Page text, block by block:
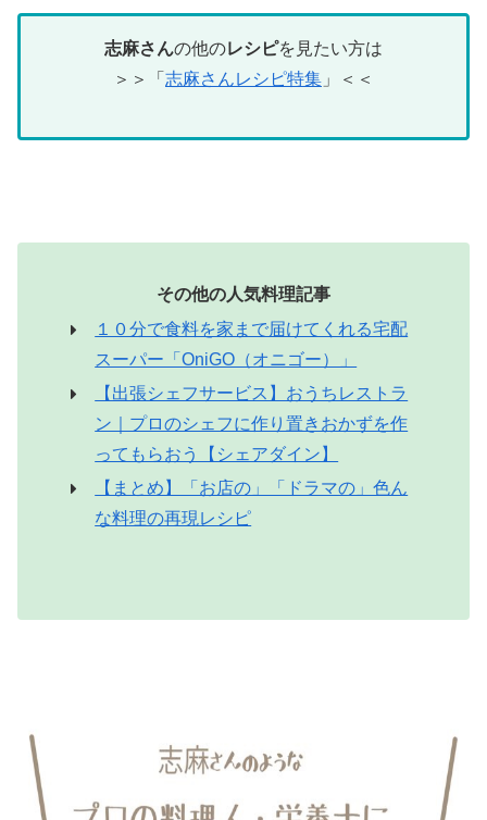
志麻さんの他のレシピを見たい方は
＞＞「 志麻さんレシピ特集 」＜＜
その他の人気料理記事
１０分で食料を家まで届けてくれる宅配
スーパー「OniGO（オニゴー）」
【出張シェフサービス】おうちレストラ
ン｜プロのシェフに作り置きおかずを作
ってもらおう【シェアダイン】
【まとめ】「お店の」「ドラマの」色ん
な料理の再現レシピ